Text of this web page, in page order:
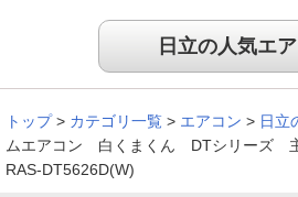
日立の人気エ
トップ > カテゴリ一覧 > エアコン > 日立
ムエアコン 白くまくん DTシリーズ
RAS-DT5626D(W)